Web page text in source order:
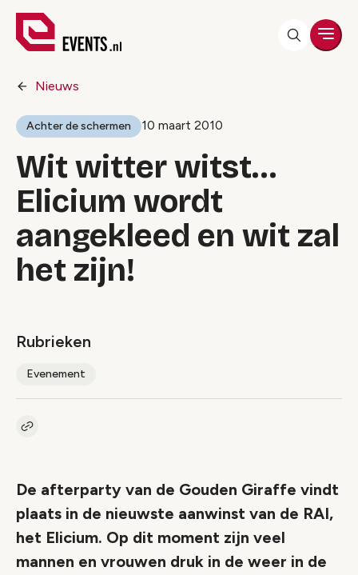
Nieuws
Achter de schermen 10 maart 2010
Wit witter witst…
Elicium wordt
aangekleed en wit zal
het zijn!
Rubrieken
Evenement
Kopieer link naar artikel
De afterparty van de Gouden Giraffe vindt
plaats in de nieuwste aanwinst van de RAI,
het Elicium. Op dit moment zijn veel
mannen en vrouwen druk in de weer in de